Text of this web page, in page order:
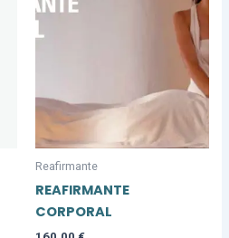
Reafirmante
REAFIRMANTE
CORPORAL